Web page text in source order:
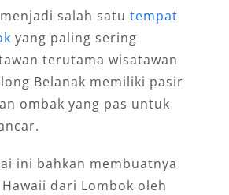
salah satu tempat
yang paling sering
terutama wisatawan
Belanak memiliki pasir
ombak yang pas untuk
ini bahkan membuatnya
dari Lombok oleh